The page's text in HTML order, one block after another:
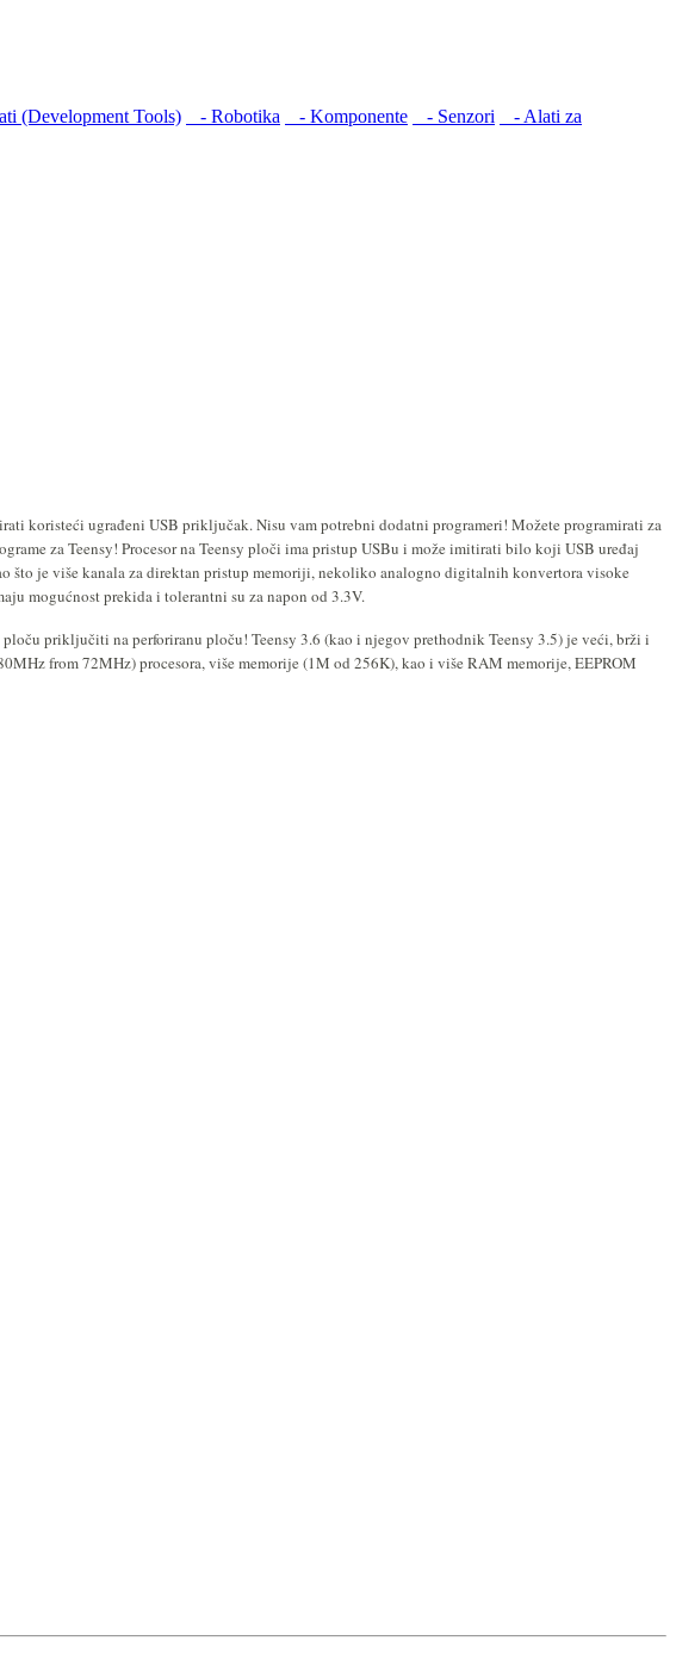
(Development Tools) - Robotika - Komponente - Senzori
- Alati za
koristeći ugrađeni USB priključak. Nisu vam potrebni dodatni programeri! Možete programirati za
za Teensy! Procesor na Teensy ploči ima pristup USBu i može imitirati bilo koji USB uređaj
što je više kanala za direktan pristup memoriji, nekoliko analogno digitalnih konvertora visoke
mogućnost prekida i tolerantni su za napon od 3.3V.
priključiti na perforiranu ploču! Teensy 3.6 (kao i njegov prethodnik Teensy 3.5) je veći, brži i
from 72MHz) procesora, više memorije (1M od 256K), kao i više RAM memorije, EEPROM